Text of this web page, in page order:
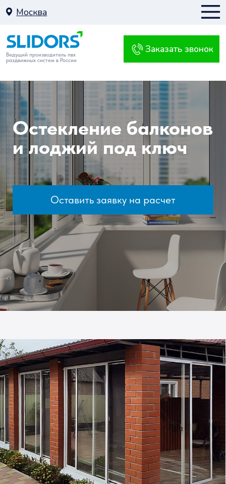
Москва
Ведущий производитель пвх
раздвижных систем в России
Остекление балконов
и лоджий под ключ
Оставить заявку на расчет